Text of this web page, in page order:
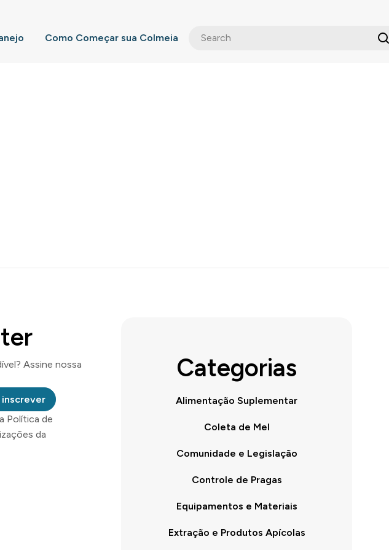
Como Começar sua Colmeia
Assine nossa
inscrever
Política de
da
Categorias
Alimentação Suplementar
Coleta de Mel
Comunidade e Legislação
Controle de Pragas
Equipamentos e Materiais
Extração e Produtos Apícolas